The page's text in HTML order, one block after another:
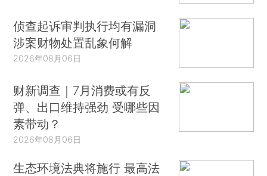
侦查起诉审判执行均有漏洞
涉案财物处置乱象何解
2026年08月06日
财新调查｜7月消费或有反
弹、出口维持强劲 受哪些因
素带动？
2026年08月06日
生态环境法典将施行 最高法